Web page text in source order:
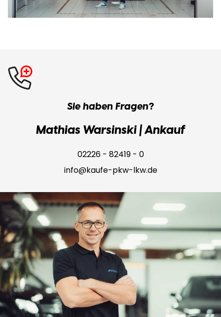
Sie haben Fragen?
Mathias Warsinski | Ankauf
02226 - 82419 - 0
info@kaufe-pkw-lkw.de